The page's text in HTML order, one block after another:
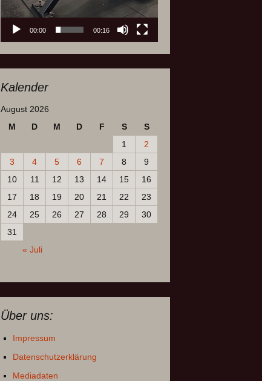
00:00 00:16
Kalender
August 2026
M
D M D F S
S
1
2
3
4 5 6 7 8
9
10
11 12 13 14 15
16
17
18 19 20 21 22
23
24
25 26 27 28 29
30
31
« Juli
Über uns:
Impressum
Datenschutzerklärung
Mediadaten